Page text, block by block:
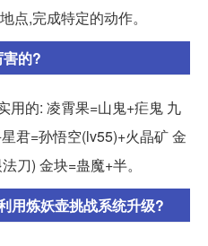
点,完成特定的动作。
的?
用的: 凌霄果=山鬼+疟鬼 九
君=孙悟空(lv55)+火晶矿 金
刀) 金块=蛊魔+半。
用炼妖壶挑战系统升级?